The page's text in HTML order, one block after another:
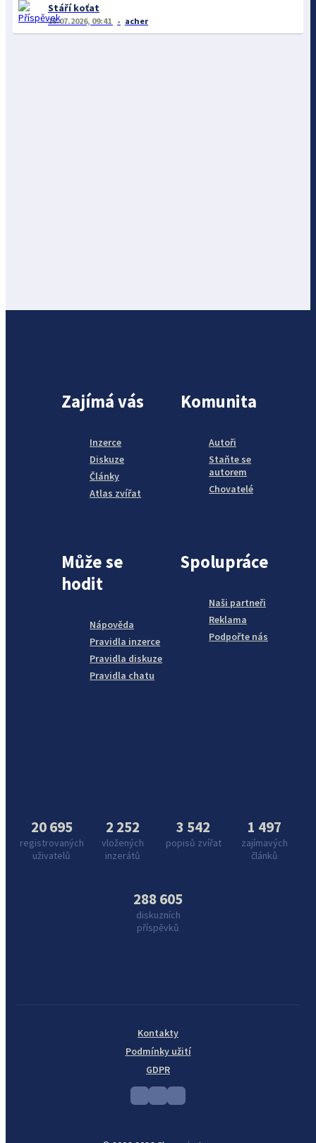
Stáří koťat
18.07.2026, 09:41 acher
Zajímá vás
Inzerce
Diskuze
Články
Atlas zvířat
Komunita
Autoři
Staňte se
autorem
Chovatelé
Může se
hodit
Nápověda
Pravidla inzerce
Pravidla diskuze
Pravidla chatu
Spolupráce
Naši partneři
Reklama
Podpořte nás
20 695
registrovaných
uživatelů
2 252
vložených
inzerátů
3 542
popisů zvířat
1 497
zajímavých
článků
288 605
diskuzních
příspěvků
Kontakty
Podmínky užití
GDPR